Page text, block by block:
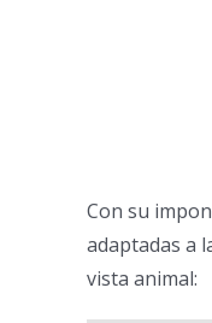
Con su
adaptadas a
vista animal: